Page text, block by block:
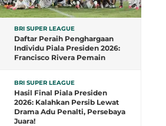
BRI SUPER LEAGUE
Daftar Peraih Penghargaan
Individu Piala Presiden 2026:
Francisco Rivera Pemain
BRI SUPER LEAGUE
Hasil Final Piala Presiden
2026: Kalahkan Persib Lewat
Drama Adu Penalti, Persebaya
Juara!